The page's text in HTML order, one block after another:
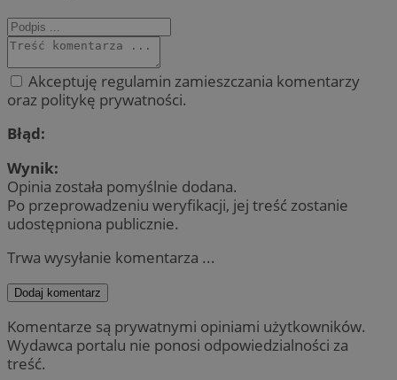
Akceptuję regulamin zamieszczania komentarzy
oraz politykę prywatności.
Błąd:
Wynik:
Opinia została pomyślnie dodana.
Po przeprowadzeniu weryfikacji, jej treść zostanie
udostępniona publicznie.
Trwa wysyłanie komentarza ...
Dodaj komentarz
Komentarze są prywatnymi opiniami użytkowników.
Wydawca portalu nie ponosi odpowiedzialności za
treść.